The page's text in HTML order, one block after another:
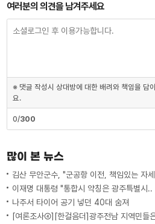
여러분의 의견을 남겨주세요
※ 댓글 작성시 상대방에 대한 배려와 책임을 담
요.
0/300
많이 본 뉴스
김산 무안군수, "군공항 이전, 책임있는 자
나주서 타이어 공기 넣던 40대 숨져